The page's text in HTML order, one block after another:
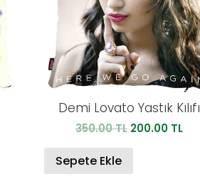
Demi Lovato Yastık Kılıfı
350.00TL Orijinal
200.00 TLŞu
Sepete Ekle